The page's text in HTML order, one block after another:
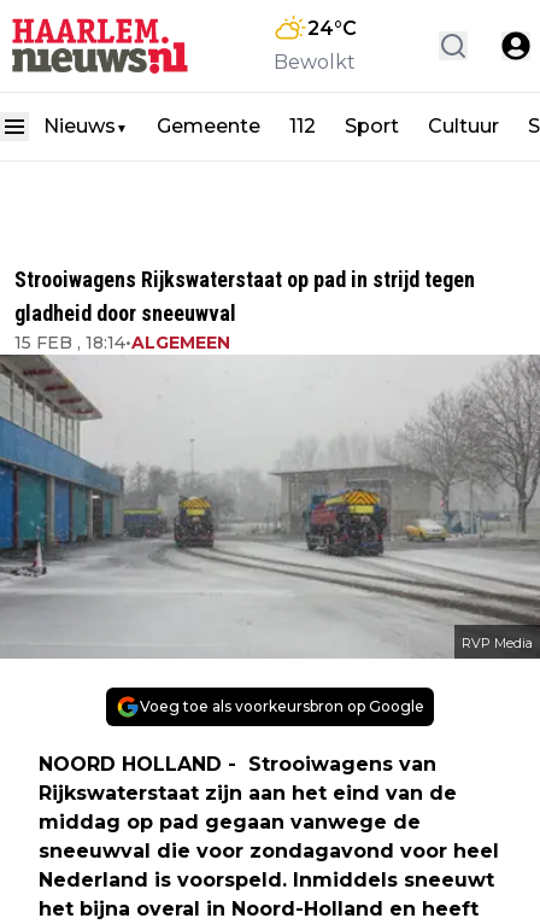
24°C
Bewolkt
Nieuws ▼ Gemeente 112 Sport Cultuur
Strooiwagens Rijkswaterstaat op pad in strijd tegen
gladheid door sneeuwval
15 FEB , 18:14•ALGEMEEN
RVP Media
Voeg toe als voorkeursbron op Google
NOORD HOLLAND - Strooiwagens van
Rijkswaterstaat zijn aan het eind van de
middag op pad gegaan vanwege de
sneeuwval die voor zondagavond voor heel
Nederland is voorspeld. Inmiddels sneeuwt
het bijna overal in Noord-Holland en heeft